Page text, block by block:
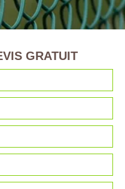
GRATUIT